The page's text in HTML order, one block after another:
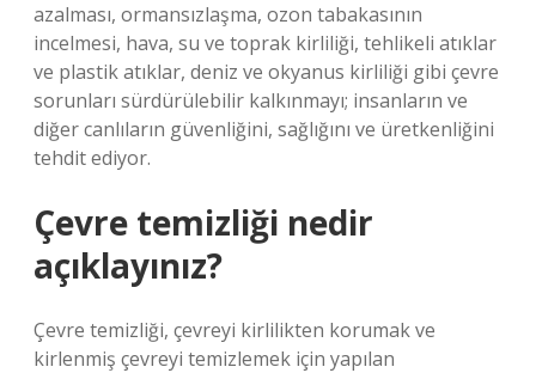
azalması, ormansızlaşma, ozon tabakasının
incelmesi, hava, su ve toprak kirliliği, tehlikeli atıklar
ve plastik atıklar, deniz ve okyanus kirliliği gibi çevre
sorunları sürdürülebilir kalkınmayı; insanların ve
diğer canlıların güvenliğini, sağlığını ve üretkenliğini
tehdit ediyor.
Çevre temizliği nedir
açıklayınız?
Çevre temizliği, çevreyi kirlilikten korumak ve
kirlenmiş çevreyi temizlemek için yapılan